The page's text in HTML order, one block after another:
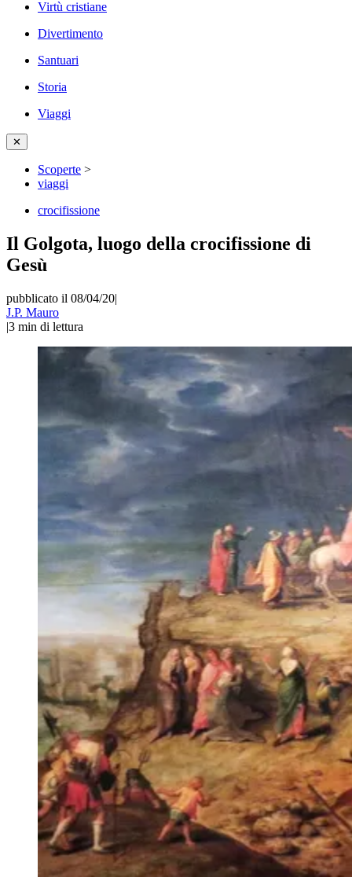
Virtù cristiane
Divertimento
Santuari
Storia
Viaggi
✕
Scoperte >
viaggi
crocifissione
Il Golgota, luogo della crocifissione di
Gesù
pubblicato il 08/04/20|
J.P. Mauro
|3 min di lettura